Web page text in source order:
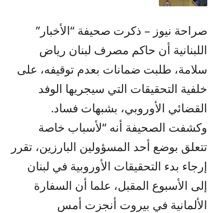
صراحة نيوز – ذكرت صحيفة “الأخبار”
اللبنانية أن حاكم مصرف لبنان رياض
سلامة، طلبت ضمانات بعدم توقيفه، على
خلفية التحقيقات التي سيجريها الوفد
القضائي الأوروبي، بشبهات فساد.
وكشفت الصحيفة أنه “لأسباب خاصة
تتعلق بوضع أحد المسؤولين البارزين، تقرر
إرجاء بدء التحقيقات الأوروبية في لبنان
إلى الأسبوع المقبل، علما أن السفارة
الألمانية في بيروت أنجزت أمس